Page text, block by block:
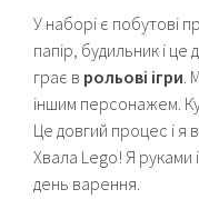
У наборі є побутові
папір, будильник і
грає в рольові ігри .
іншим персонажем.
Це довгий процес і я
Хвала Lego! Я руками
день варення.